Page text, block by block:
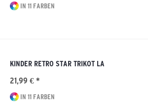
IN 11 FARBEN
KINDER RETRO STAR TRIKOT LA
21,99 € *
IN 11 FARBEN